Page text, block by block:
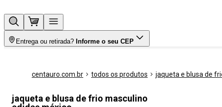
Entrega ou retirada? Informe o seu CEP
centauro.com.br todos os produtos jaqueta e blusa de
jaqueta e blusa de frio masculino